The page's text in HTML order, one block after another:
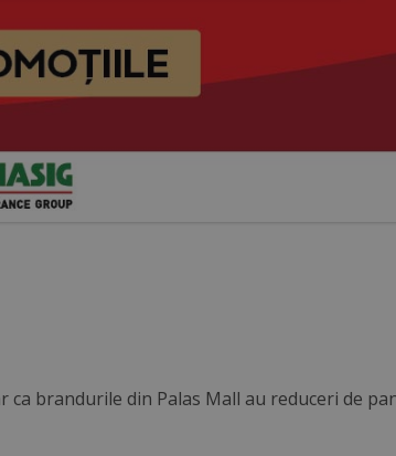
brandurile din Palas Mall au reduceri de